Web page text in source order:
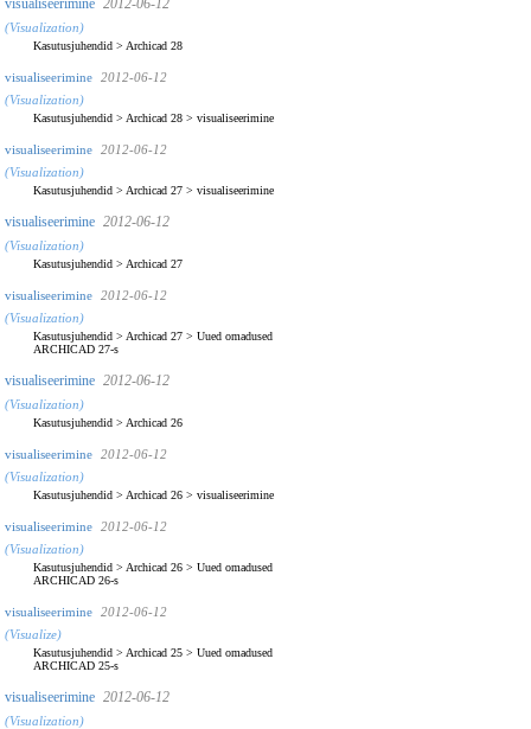
(Visualization)
Kasutusjuhendid > Archicad 28
visualiseerimine
2012-06-12
(Visualization)
Kasutusjuhendid > Archicad 28 > visualiseerimine
visualiseerimine
2012-06-12
(Visualization)
Kasutusjuhendid > Archicad 27 > visualiseerimine
visualiseerimine 2012-06-12
(Visualization)
Kasutusjuhendid > Archicad 27
visualiseerimine
2012-06-12
(Visualization)
Kasutusjuhendid > Archicad 27 > Uued omadused
ARCHICAD 27-s
visualiseerimine 2012-06-12
(Visualization)
Kasutusjuhendid > Archicad 26
visualiseerimine
2012-06-12
(Visualization)
Kasutusjuhendid > Archicad 26 > visualiseerimine
visualiseerimine
2012-06-12
(Visualization)
Kasutusjuhendid > Archicad 26 > Uued omadused
ARCHICAD 26-s
visualiseerimine
2012-06-12
(Visualize)
Kasutusjuhendid > Archicad 25 > Uued omadused
ARCHICAD 25-s
visualiseerimine 2012-06-12
(Visualization)